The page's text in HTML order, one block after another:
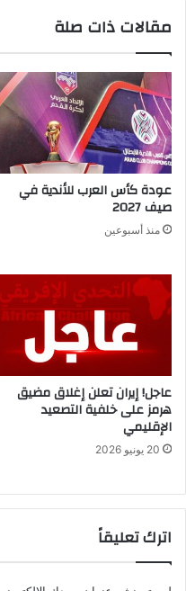
مقالات ذات صلة
عودة كأس العرب للأندية في
صيف 2027
منذ أسبوعين
عاجل! إيران تعلن إغلاق مضيق
هرمز على خلفية التصعيد
الإقليمي
20 يونيو 2026
اترك تعليقاً